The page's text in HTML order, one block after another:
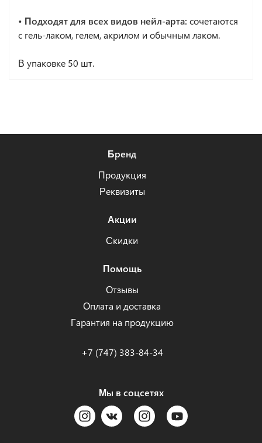
• Подходят для всех видов нейл-арта: сочетаются
с гель-лаком, гелем, акрилом и обычным лаком.
В упаковке 50 шт.
Бренд
Продукция
Реквизиты
Акции
Скидки
Помощь
Отзывы
Оплата и доставка
Гарантия на продукцию
+7 (747) 383-84-34
Мы в соцсетях